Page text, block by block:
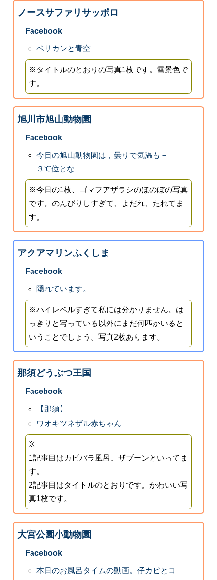
ノースサファリサッポロ
Facebook
ペリカンと青空
※タイトルのとおりの写真1枚です。雪景色で
す。
旭川市旭山動物園
Facebook
今日の旭山動物園は，曇りで気温も－
３℃位とな...
※今日の1枚、ゴマフアザラシのほのぼの写真
です。のんびりしすぎて、よだれ、たれてま
す。
アクアマリンふくしま
Facebook
隠れています。
※ハイレベルすぎて私には分かりません。は
っきりと写っている以外にまだ何匹かいると
いうことでしょう。写真2枚あります。
那須どうぶつ王国
Facebook
【那須】
ワオキツネザル赤ちゃん
※
1記事目はカピバラ風呂。ザブーンといってま
す。
2記事目はタイトルのとおりです。かわいい写
真1枚です。
大宮公園小動物園
Facebook
本日のお風呂タイムの動画。仔カピとコ